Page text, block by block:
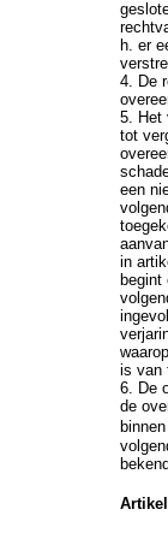
h. er
4. De
5. Het
tot
een
in
is van
6. De
de